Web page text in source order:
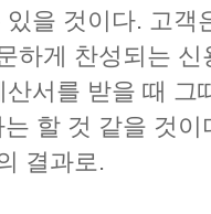
을 것이다. 고객
하게 찬성되는
서를 받을 때
할 것 같을 것
결과로.